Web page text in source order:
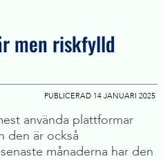
men riskfylld
PUBLICERAD 14 JANUARI 2025
använda plattformar
den är också
månaderna har den